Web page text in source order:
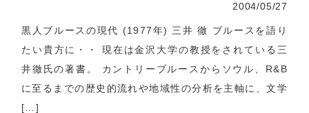
2004/05/27
黒人ブルースの現代 (1977年) 三井 徹 ブルースを語り
たい貴方に・・ 現在は金沢大学の教授をされている三
井徹氏の著書。 カントリーブルースからソウル、R&B
に至るまでの歴史的流れや地域性の分析を主軸に、文学
[…]